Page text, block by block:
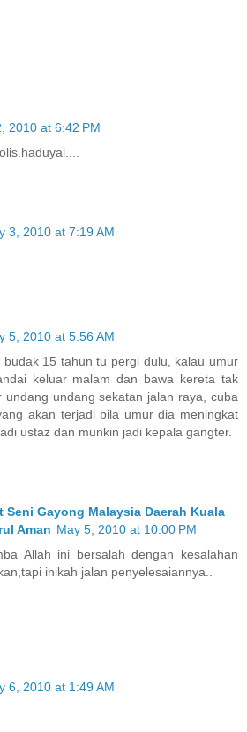
2010 at 6:42 PM
3, 2010 at 7:19 AM
5, 2010 at 5:56 AM
15 tahun tu pergi dulu, kalau umur
keluar malam dan bawa kereta tak
undang undang sekatan jalan raya, cuba
akan terjadi bila umur dia meningkat
ustaz dan munkin jadi kepala gangter.
Seni Gayong Malaysia Daerah Kuala
Aman May 5, 2010 at 10:00 PM
Allah ini bersalah dengan kesalahan
inikah jalan penyelesaiannya..
6, 2010 at 1:49 AM